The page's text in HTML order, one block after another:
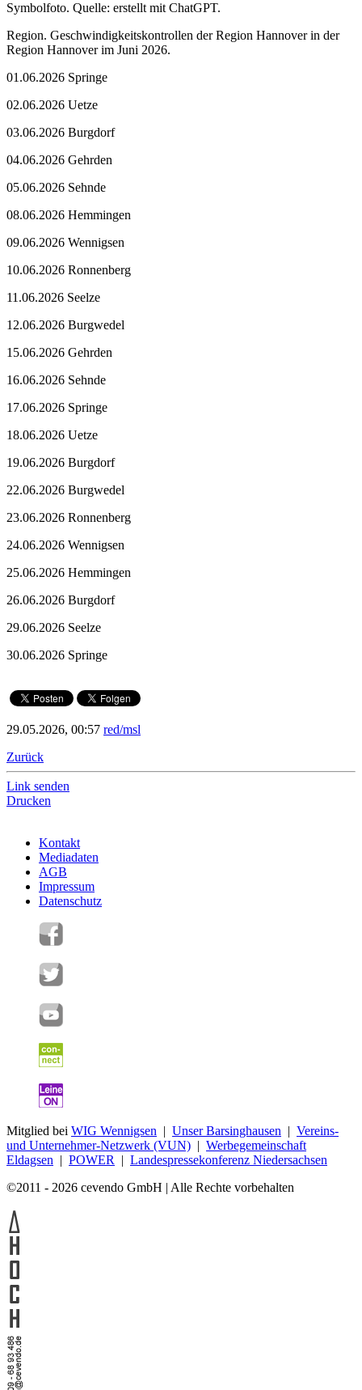
Symbolfoto. Quelle: erstellt mit ChatGPT.
Region. Geschwindigkeitskontrollen der Region Hannover in der
Region Hannover im Juni 2026.
01.06.2026 Springe
02.06.2026 Uetze
03.06.2026 Burgdorf
04.06.2026 Gehrden
05.06.2026 Sehnde
08.06.2026 Hemmingen
09.06.2026 Wennigsen
10.06.2026 Ronnenberg
11.06.2026 Seelze
12.06.2026 Burgwedel
15.06.2026 Gehrden
16.06.2026 Sehnde
17.06.2026 Springe
18.06.2026 Uetze
19.06.2026 Burgdorf
22.06.2026 Burgwedel
23.06.2026 Ronnenberg
24.06.2026 Wennigsen
25.06.2026 Hemmingen
26.06.2026 Burgdorf
29.06.2026 Seelze
30.06.2026 Springe
29.05.2026, 00:57 red/msl
Zurück
Link senden
Drucken
Kontakt
Mediadaten
AGB
Impressum
Datenschutz
Mitglied bei WIG Wennigsen | Unser Barsinghausen | Vereins-
und Unternehmer-Netzwerk (VUN) | Werbegemeinschaft
Eldagsen | POWER | Landespressekonferenz Niedersachsen
©2011 - 2026 cevendo GmbH | Alle Rechte vorbehalten